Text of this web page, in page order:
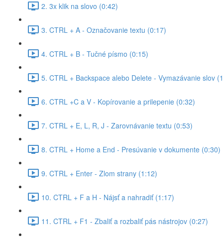
2. 3x klik na slovo (0:42)
3. CTRL + A - Označovanie textu (0:17)
4. CTRL + B - Tučné písmo (0:15)
5. CTRL + Backspace alebo Delete - Vymazávanie slov
6. CTRL +C a V - Kopírovanie a prilepenie (0:32)
7. CTRL + E, L, R, J - Zarovnávanie textu (0:53)
8. CTRL + Home a End - Presúvanie v dokumente (0:30)
9. CTRL + Enter - Zlom strany (1:12)
10. CTRL + F a H - Nájsť a nahradiť (1:17)
11. CTRL + F1 - Zbaliť a rozbaliť pás nástrojov (0:27)